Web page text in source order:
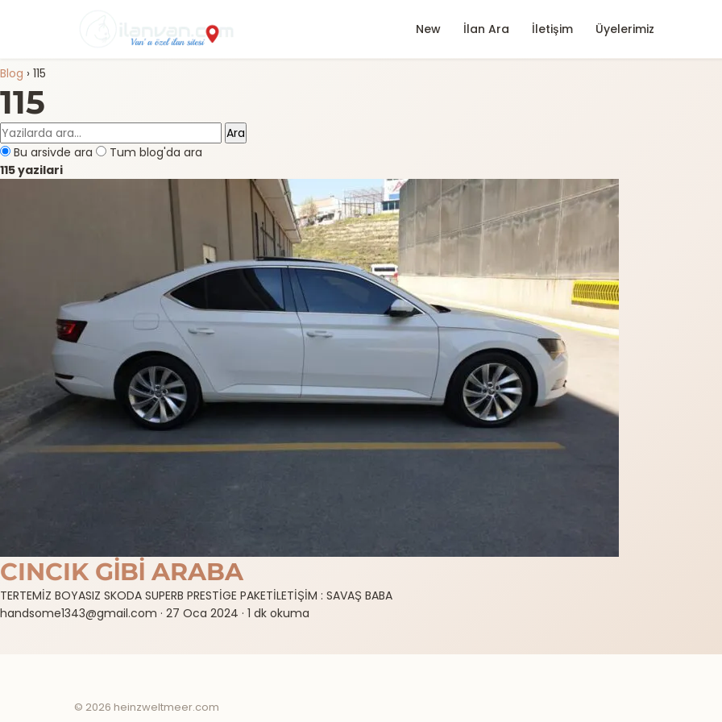
New İlan Ara İletişim Üyelerimiz
Blog › 115
115
Ara
Bu arsivde ara
Tum blog'da ara
115 yazilari
CINCIK GİBİ ARABA
TERTEMİZ BOYASIZ SKODA SUPERB PRESTİGE PAKETİLETİŞİM : SAVAŞ BABA
handsome1343@gmail.com · 27 Oca 2024 · 1 dk okuma
© 2026 heinzweltmeer.com